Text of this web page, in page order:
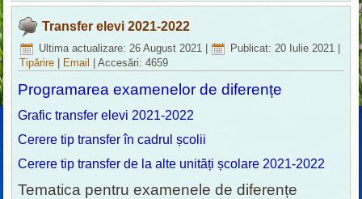
Transfer elevi 2021-2022
Ultima actualizare: 26 August 2021 Publicat: 20 Iulie 2021
Tipărire
Email |Accesări: 4659
Programarea examenelor de diferențe
Grafic transfer elevi 2021-2022
Cerere tip transfer în cadrul școlii
Cerere tip transfer de la alte unități școlare 2021-2022
Tematica pentru examenele de diferențe